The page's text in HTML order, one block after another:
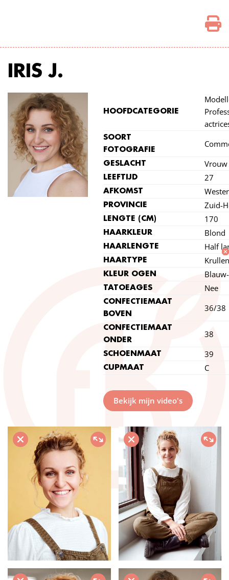
IRIS J.
HOOFDCATEGORIE
SOORT
FOTOGRAFIE
GESLACHT Vrouw
LEEFTIJD 27
AFKOMST
PROVINCIE Zuid-
LENGTE (CM) 170
HAARKLEUR Blond
HAARLENGTE Half
HAARTYPE
KLEUR OGEN
TATOEAGES Nee
CONFECTIEMAAT
BOVEN
36/38
CONFECTIEMAAT
ONDER
38
SCHOENMAAT 39
CUPMAAT C
Bekijk mijn video's